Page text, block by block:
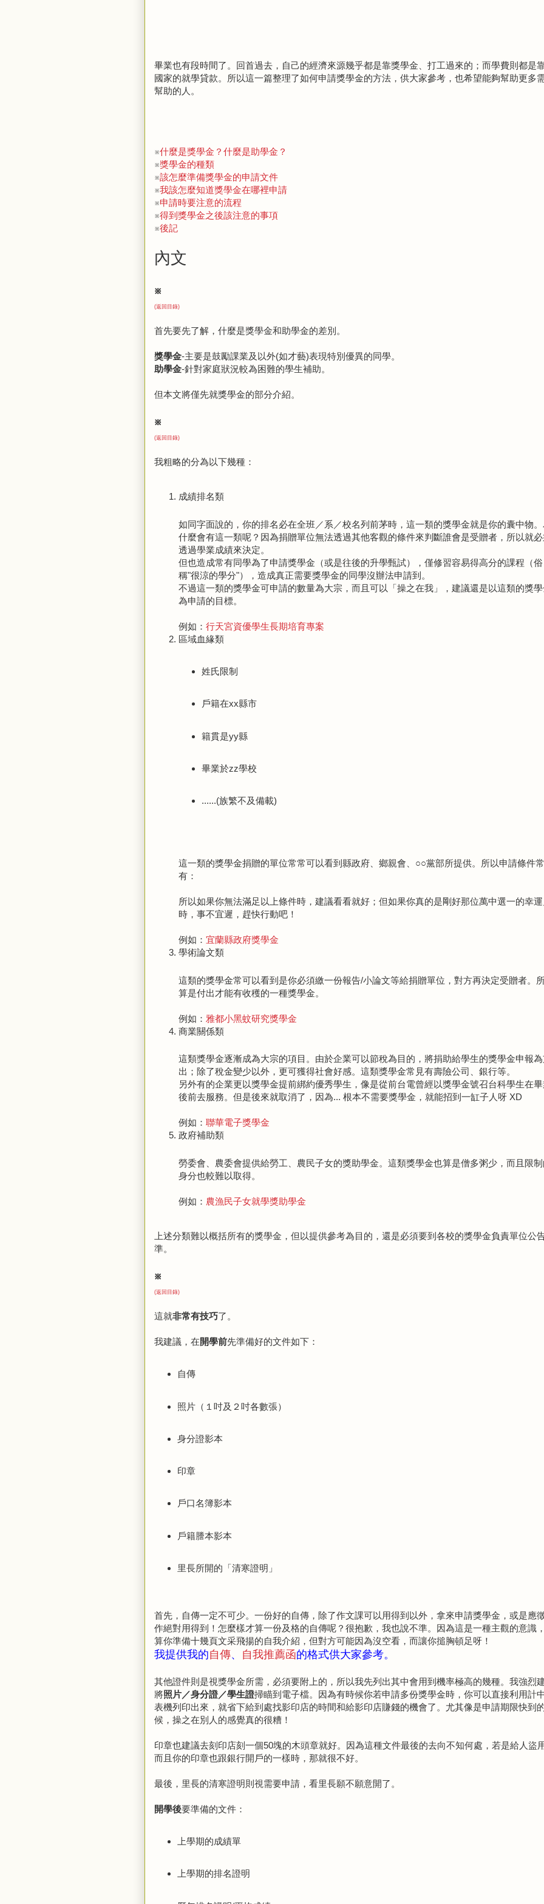
畢業也有段時間了。回首過去，自己的經濟來源幾乎都是靠獎學金、打工過來的；而學費則都是
國家的就學貸款。所以這一篇整理了如何申請獎學金的方法，供大家參考，也希望能夠幫助更多
幫助的人。
※什麼是獎學金？什麼是助學金？
※獎學金的種類
※該怎麼準備獎學金的申請文件
※我該怎麼知道獎學金在哪裡申請
※申請時要注意的流程
※得到獎學金之後該注意的事項
※後記
內文
※
(返回目錄)
首先要先了解，什麼是獎學金和助學金的差別。
獎學金-主要是鼓勵課業及以外(如才藝)表現特別優異的同學。
助學金-針對家庭狀況較為困難的學生補助。
但本文將僅先就獎學金的部分介紹。
※
(返回目錄)
我粗略的分為以下幾種：
成績排名類
如同字面說的，你的排名必在全班／系／校名列前茅時，這一類的獎學金就是你的囊中物
什麼會有這一類呢？因為捐贈單位無法透過其他客觀的條件來判斷誰會是受贈者，所以就
透過學業成績來決定。
但也造成常有同學為了申請獎學金（或是往後的升學甄試），僅修習容易得高分的課程（俗
稱"很涼的學分"），造成真正需要獎學金的同學沒辦法申請到。
不過這一類的獎學金可申請的數量為大宗，而且可以「操之在我」，建議還是以這類的獎
為申請的目標。
例如： 行天宮資優學生長期培育專案
區域血緣類
姓氏限制
戶籍在xx縣市
籍貫是yy縣
畢業於zz學校
......(族繁不及備載)
這一類的獎學金捐贈的單位常常可以看到縣政府、鄉親會、○○黨部所提供。所以申請條件
有：
所以如果你無法滿足以上條件時，建議看看就好；但如果你真的是剛好那位萬中選一的幸
時，事不宜遲，趕快行動吧！
例如： 宜蘭縣政府獎學金
學術論文類
這類的獎學金常可以看到是你必須繳一份報告/小論文等給捐贈單位，對方再決定受贈者。
算是付出才能有收穫的一種獎學金。
例如： 雅都小黑蚊研究獎學金
商業關係類
這類獎學金逐漸成為大宗的項目。由於企業可以節稅為目的，將捐助給學生的獎學金申報
出；除了稅金變少以外，更可獲得社會好感。這類獎學金常見有壽險公司、銀行等。
另外有的企業更以獎學金提前綁約優秀學生，像是從前台電曾經以獎學金號召台科學生在
後前去服務。但是後來就取消了，因為... 根本不需要獎學金，就能招到一缸子人呀 XD
例如： 聯華電子獎學金
政府補助類
勞委會、農委會提供給勞工、農民子女的獎助學金。這類獎學金也算是僧多粥少，而且限
身分也較難以取得。
例如： 農漁民子女就學獎助學金
上述分類難以概括所有的獎學金，但以提供參考為目的，還是必須要到各校的獎學金負責單位公
準。
※
(返回目錄)
這就非常有技巧了。
我建議，在開學前先準備好的文件如下：
自傳
照片（１吋及２吋各數張）
身分證影本
印章
戶口名簿影本
戶籍謄本影本
里長所開的「清寒證明」
首先，自傳一定不可少。一份好的自傳，除了作文課可以用得到以外，拿來申請獎學金，或是應
作絕對用得到！怎麼樣才算一份及格的自傳呢？很抱歉，我也說不準。因為這是一種主觀的意識
算你準備十幾頁文采飛揚的自我介紹，但對方可能因為沒空看，而讓你搥胸頓足呀！
我提供我的自傳、 自我推薦函的格式供大家參考。
其他證件則是視獎學金所需，必須要附上的，所以我先列出其中會用到機率極高的幾種。我強烈
將照片／身分證／學生證掃瞄到電子檔。因為有時候你若申請多份獎學金時，你可以直接利用計
表機列印出來，就省下給到處找影印店的時間和給影印店賺錢的機會了。尤其像是申請期限快到
候，操之在別人的感覺真的很糟！
印章也建議去刻印店刻一個50塊的木頭章就好。因為這種文件最後的去向不知何處，若是給人盜
而且你的印章也跟銀行開戶的一樣時，那就很不好。
最後，里長的清寒證明則視需要申請，看里長願不願意開了。
開學後要準備的文件：
上學期的成績單
上學期的排名證明